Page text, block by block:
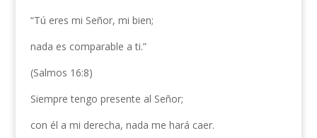
“Tú eres mi Señor, mi bien;
nada es comparable a ti.”
(Salmos 16:8)
Siempre tengo presente al Señor;
con él a mi derecha, nada me hará caer.